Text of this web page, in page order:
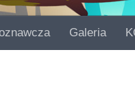
Galeria